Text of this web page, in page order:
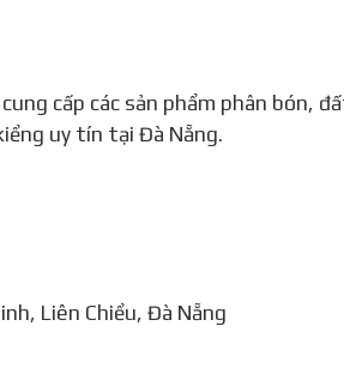
cấp các sản phẩm phân bón,
uy tín tại Đà Nẵng.
Liên Chiểu, Đà Nẵng